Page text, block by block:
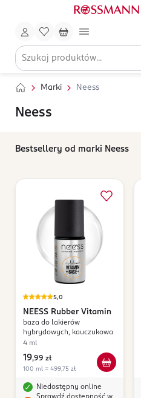
Marki Neess
Neess
Bestsellery od marki Neess
5,0
NEESS Rubber Vitamin
baza do lakierów
hybrydowych, kauczukowa
4 ml
19,99 zł
100 ml = 499,75 zł
Niedostępny online